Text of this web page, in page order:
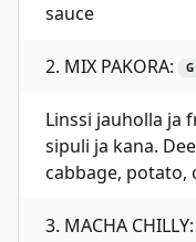
sauce
2. MIX PAKORA: G
Linssi jauholla ja
sipuli ja kana.
cabbage, potato,
3. MACHA CHILLY: